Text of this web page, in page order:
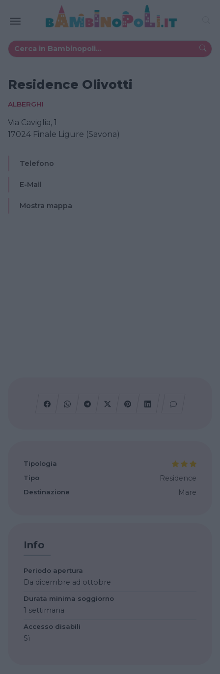
Residence Olivotti
ALBERGHI
Via Caviglia, 1
17024 Finale Ligure (Savona)
Telefono
E-Mail
Mostra mappa
Tipologia
Tipo
Residence
Destinazione Mare
Info
Periodo apertura
Da dicembre ad ottobre
Durata minima soggiorno
1 settimana
Accesso disabili
Sì